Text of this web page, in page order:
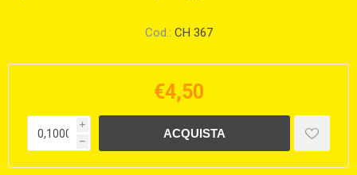
Cod.: CH 367
€4,50
i
h